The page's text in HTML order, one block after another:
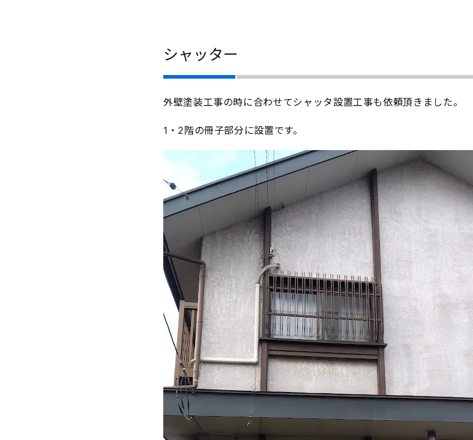
シャッター
外壁塗装工事の時に合わせてシャッタ設置工事も依頼頂きました。
1・2階の冊子部分に設置です。